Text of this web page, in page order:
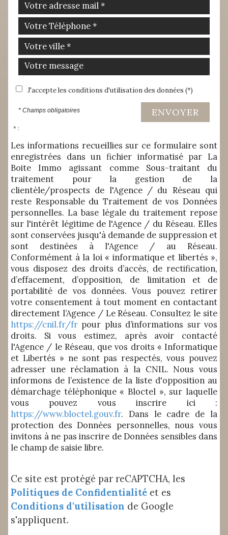
J'accepte les conditions d'utilisation des données (*)
* Champs obligatoires ENVOYER
* :
Les informations recueillies sur ce formulaire sont
enregistrées dans un fichier informatisé par La
Boite Immo agissant comme Sous-traitant du
traitement pour la gestion de la
clientèle/prospects de l'Agence / du Réseau qui
reste Responsable du Traitement de vos Données
personnelles. La base légale du traitement repose
sur l'intérêt légitime de l'Agence / du Réseau. Elles
sont conservées jusqu'à demande de suppression et
sont destinées à l'Agence / au Réseau.
Conformément à la loi « informatique et libertés »,
vous disposez des droits d’accès, de rectification,
d’effacement, d’opposition, de limitation et de
portabilité de vos données. Vous pouvez retirer
votre consentement à tout moment en contactant
directement l’Agence / Le Réseau. Consultez le site
https://cnil.fr/fr pour plus d’informations sur vos
droits. Si vous estimez, après avoir contacté
l'Agence / le Réseau, que vos droits « Informatique
et Libertés » ne sont pas respectés, vous pouvez
adresser une réclamation à la CNIL. Nous vous
informons de l’existence de la liste d'opposition au
démarchage téléphonique « Bloctel », sur laquelle
vous pouvez vous inscrire ici :
https://www.bloctel.gouv.fr. Dans le cadre de la
protection des Données personnelles, nous vous
invitons à ne pas inscrire de Données sensibles dans
le champ de saisie libre.
Ce site est protégé par reCAPTCHA, les
Politiques de Confidentialité et es
Conditions d'utilisation de Google
s'appliquent.